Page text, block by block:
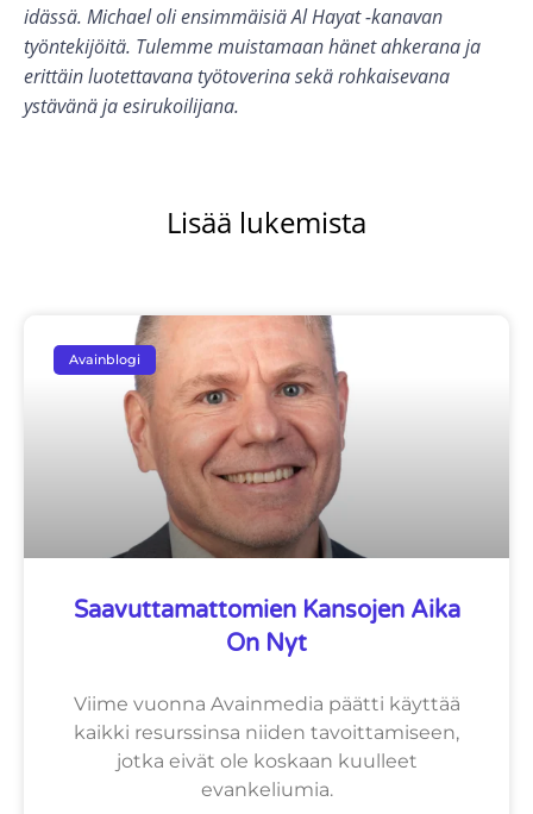
idässä. Michael oli ensimmäisiä Al Hayat -kanavan
työntekijöitä. Tulemme muistamaan hänet ahkerana ja
erittäin luotettavana työtoverina sekä rohkaisevana
ystävänä ja esirukoilijana.
Lisää lukemista
Avainblogi
Saavuttamattomien Kansojen Aika
On Nyt
Viime vuonna Avainmedia päätti käyttää
kaikki resurssinsa niiden tavoittamiseen,
jotka eivät ole koskaan kuulleet
evankeliumia.